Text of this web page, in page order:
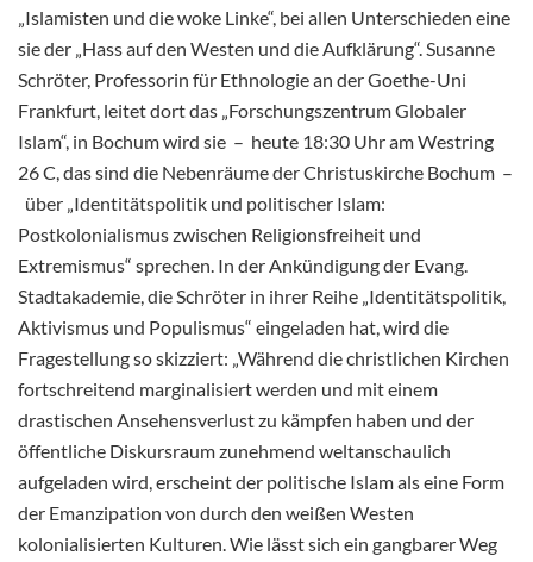
„Islamisten und die woke Linke“, bei allen Unterschieden eine
sie der „Hass auf den Westen und die Aufklärung“. Susanne
Schröter, Professorin für Ethnologie an der Goethe-Uni
Frankfurt, leitet dort das „Forschungszentrum Globaler
Islam“, in Bochum wird sie – heute 18:30 Uhr am Westring
26 C, das sind die Nebenräume der Christuskirche Bochum –
über „Identitätspolitik und politischer Islam:
Postkolonialismus zwischen Religionsfreiheit und
Extremismus“ sprechen. In der Ankündigung der Evang.
Stadtakademie, die Schröter in ihrer Reihe „Identitätspolitik,
Aktivismus und Populismus“ eingeladen hat, wird die
Fragestellung so skizziert: „Während die christlichen Kirchen
fortschreitend marginalisiert werden und mit einem
drastischen Ansehensverlust zu kämpfen haben und der
öffentliche Diskursraum zunehmend weltanschaulich
aufgeladen wird, erscheint der politische Islam als eine Form
der Emanzipation von durch den weißen Westen
kolonialisierten Kulturen. Wie lässt sich ein gangbarer Weg